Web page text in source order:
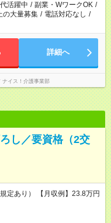
活躍中 / 副業・WワークOK /
の大量募集 / 電話対応なし /
詳細へ
ナイス！介護事業部
し／要資格（2交
定あり） 【月収例】23.8万円